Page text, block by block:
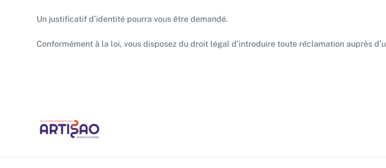
Un justificatif d’identité pourra vous être demandé.
Conformément à la loi, vous disposez du droit légal d’introduire toute réclamation auprès